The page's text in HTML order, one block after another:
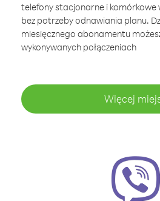
telefony stacjonarne i komórkowe
bez potrzeby odnawiania planu.
miesięcznego abonamentu
wykonywanych połączeniach
Więcej